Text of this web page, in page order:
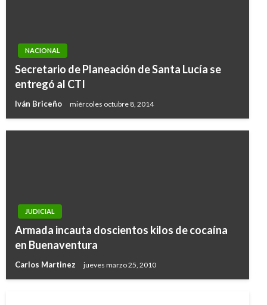
NACIONAL
Secretario de Planeación de Santa Lucía se
entregó al CTI
Iván Briceño miércoles octubre 8, 2014
JUDICIAL
Armada incauta doscientos kilos de cocaína
en Buenaventura
Carlos Martinez jueves marzo 25, 2010